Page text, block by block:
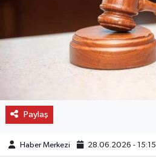
Paylaş
Haber Merkezi 28.06.2026 - 15:15